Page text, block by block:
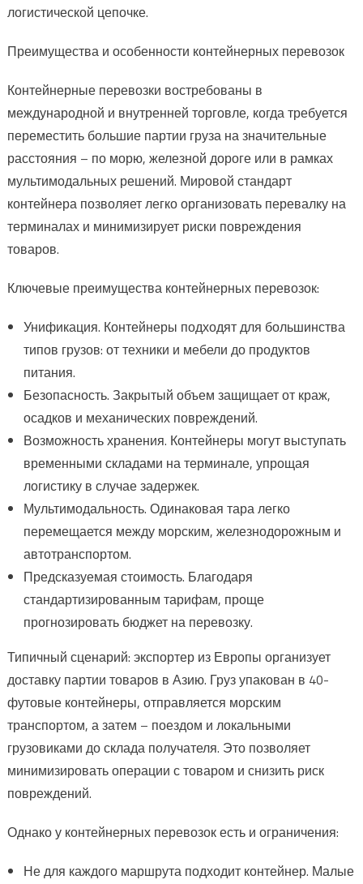
логистической цепочке.
Преимущества и особенности контейнерных перевозок
Контейнерные перевозки востребованы в
международной и внутренней торговле, когда требуется
переместить большие партии груза на значительные
расстояния – по морю, железной дороге или в рамках
мультимодальных решений. Мировой стандарт
контейнера позволяет легко организовать перевалку на
терминалах и минимизирует риски повреждения
товаров.
Ключевые преимущества контейнерных перевозок:
Унификация. Контейнеры подходят для большинства
типов грузов: от техники и мебели до продуктов
питания.
Безопасность. Закрытый объем защищает от краж,
осадков и механических повреждений.
Возможность хранения. Контейнеры могут выступать
временными складами на терминале, упрощая
логистику в случае задержек.
Мультимодальность. Одинаковая тара легко
перемещается между морским, железнодорожным и
автотранспортом.
Предсказуемая стоимость. Благодаря
стандартизированным тарифам, проще
прогнозировать бюджет на перевозку.
Типичный сценарий: экспортер из Европы организует
доставку партии товаров в Азию. Груз упакован в 40-
футовые контейнеры, отправляется морским
транспортом, а затем – поездом и локальными
грузовиками до склада получателя. Это позволяет
минимизировать операции с товаром и снизить риск
повреждений.
Однако у контейнерных перевозок есть и ограничения:
Не для каждого маршрута подходит контейнер. Малые